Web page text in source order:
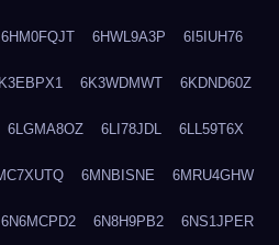
6HM0FQJT 6HWL9A3P 6I5IUH76
6K3WDMWT 6KDND60Z
6LGMA8OZ 6LI78JDL 6LL59T6X
6MNBISNE 6MRU4GHW
6N6MCPD2 6N8H9PB2 6NS1JPER